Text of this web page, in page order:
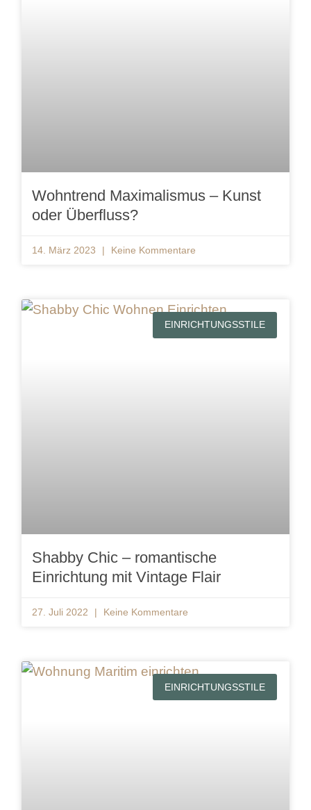
Wohntrend Maximalismus – Kunst
oder Überfluss?
14. März 2023 Keine Kommentare
EINRICHTUNGSSTILE
Shabby Chic – romantische
Einrichtung mit Vintage Flair
27. Juli 2022 Keine Kommentare
EINRICHTUNGSSTILE